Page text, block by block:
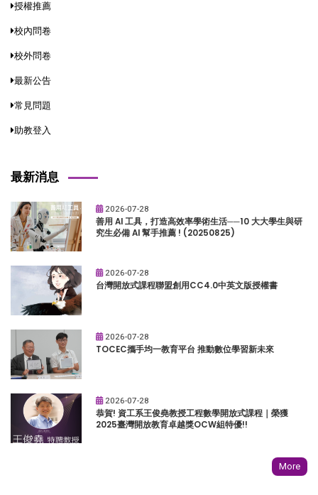
授權推薦
校內問卷
校外問卷
最新公告
常見問題
助教登入
最新消息
2026-07-28
善用 AI 工具，打造高效率學術生活──10 大大學生與研
究生必備 AI 幫手推薦 ! (20250825)
2026-07-28
台灣開放式課程聯盟創用CC4.0中英文版授權書
2026-07-28
TOCEC攜手均一教育平台 推動數位學習新未來
2026-07-28
恭賀! 資工系王俊堯教授工程數學開放式課程｜榮獲
2025臺灣開放教育卓越獎OCW組特優!!
More